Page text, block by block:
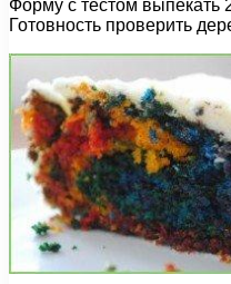
Форму с тестом выпекать
Готовность проверить